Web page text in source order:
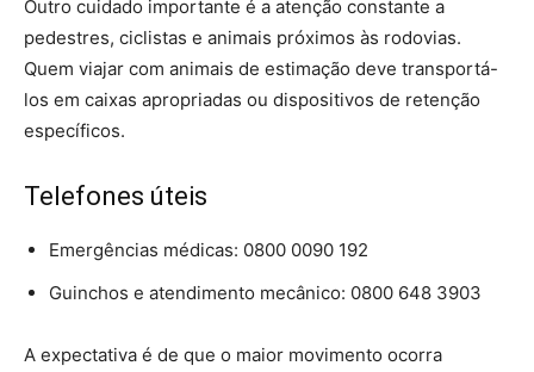
Outro cuidado importante é a atenção constante a
pedestres, ciclistas e animais próximos às rodovias.
Quem viajar com animais de estimação deve transportá-
los em caixas apropriadas ou dispositivos de retenção
específicos.
Telefones úteis
Emergências médicas: 0800 0090 192
Guinchos e atendimento mecânico: 0800 648 3903
A expectativa é de que o maior movimento ocorra